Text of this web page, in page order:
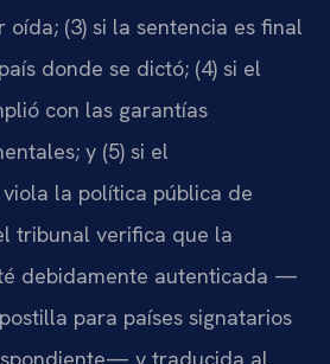
(3) si la sentencia es final
donde se dictó; (4) si el
con las garantías
y (5) si el
la política pública de
tribunal verifica que la
debidamente autenticada —
para países signatarios
y traducida al